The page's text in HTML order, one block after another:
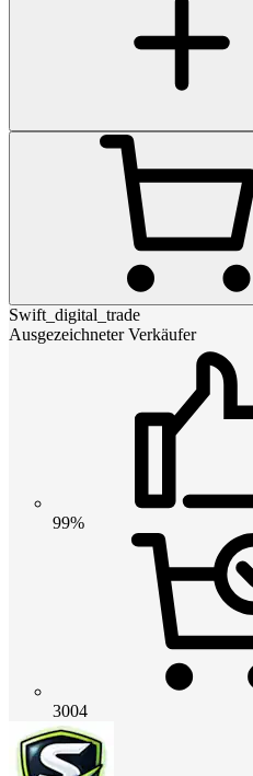
Swift_digital_trade
Ausgezeichneter Verkäufer
99%
3004